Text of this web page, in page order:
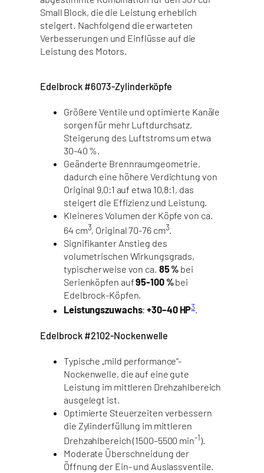
Small Block, die die Leistung erheblich
steigert. Nachfolgend die erwarteten
Verbesserungen und Einflüsse auf die
Leistung des Motors.
Edelbrock #6073-Zylinderköpfe
Größere Ventile und optimierte Kanäle
sorgen für mehr Luftdurchsatz,
Steigerung des Luftstroms um etwa
30-40 %.
Geänderte Brennraumgeometrie,
dadurch eine höhere Verdichtung von
Original 9,0:1 auf etwa 10,8:1, das
steigert die Effizienz und Leistung.
Kleineres Volumen der Köpfe von ca.
64 cm3, Original 70-76 cm3.
Signifikanter Anstieg des
volumetrischen Wirkungsgrads,
typischerweise von ca. 85 % bei
Serienköpfen auf95-100 %bei
Edelbrock-Köpfen.
Leistungszuwachs:+30–40 HP3.
Edelbrock #2102-Nockenwelle
Typische „mild performance“-
Nockenwelle, die auf eine gute
Leistung im mittleren Drehzahlbereich
ausgelegt ist.
Optimierte Steuerzeiten verbessern
die Zylinderfüllung im mittleren
Drehzahlbereich (1500–5500 min-1).
Moderate Überschneidung der
Öffnung der Ein- und Auslassventile.